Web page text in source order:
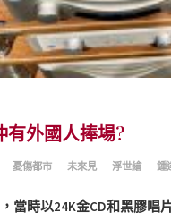
有外國人捧場?
憂傷都市 未來見 浮世繪
鍾
當時以24K金CD和黑膠唱